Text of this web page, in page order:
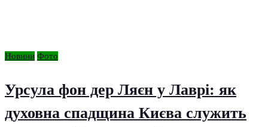
Новини Фото
Урсула фон дер Ляєн у Лаврі: як
духовна спадщина Києва служить